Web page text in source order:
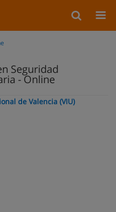
Seguridad
- Online
de Valencia (VIU)